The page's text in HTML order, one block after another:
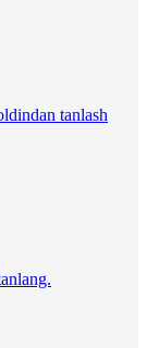
tanlash